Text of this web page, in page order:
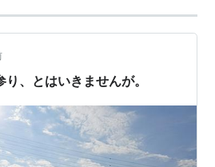
り、とはいきませんが。